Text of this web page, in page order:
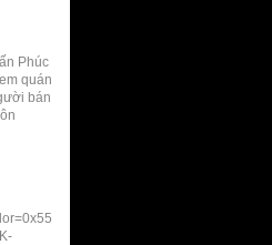
Phúc
quán
bán